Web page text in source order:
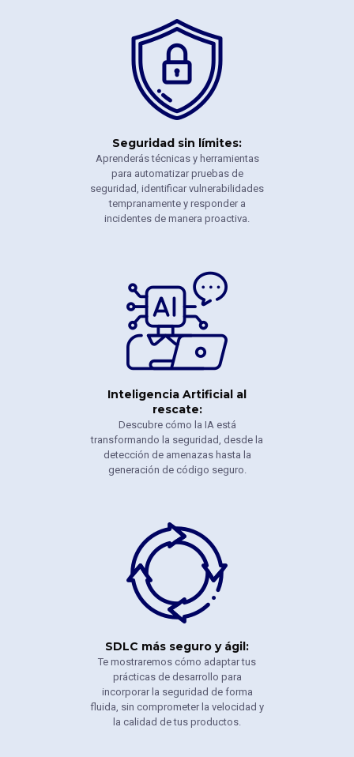
Seguridad sin límites:
Aprenderás técnicas y herramientas
para automatizar pruebas de
seguridad, identificar vulnerabilidades
tempranamente y responder a
incidentes de manera proactiva.
Inteligencia Artificial al
rescate:
Descubre cómo la IA está
transformando la seguridad, desde la
detección de amenazas hasta la
generación de código seguro.
SDLC más seguro y ágil:
Te mostraremos cómo adaptar tus
prácticas de desarrollo para
incorporar la seguridad de forma
fluida, sin comprometer la velocidad y
la calidad de tus productos.